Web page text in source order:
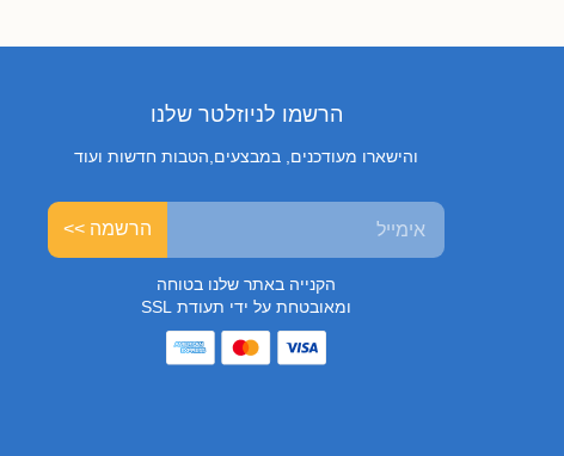
הרשמו לניוזלטר שלנו
והישארו מעודכנים, במבצעים,הטבות חדשות ועוד
הרשמה >>
הקנייה באתר שלנו בטוחה
ומאובטחת על ידי תעודת SSL